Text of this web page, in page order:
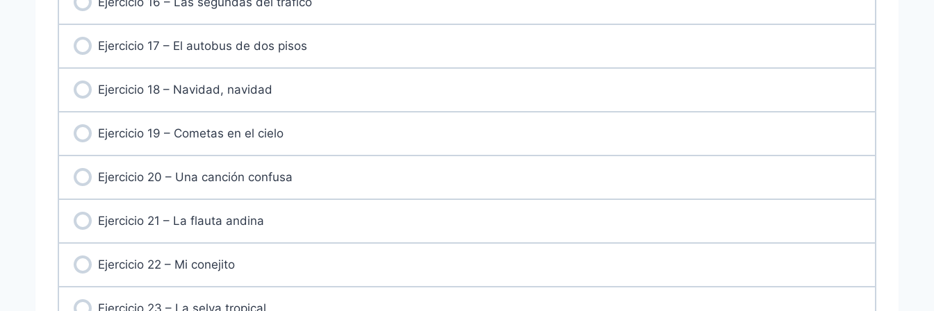
Ejercicio 17 – El autobus de dos pisos
Ejercicio 18 – Navidad, navidad
Ejercicio 19 – Cometas en el cielo
Ejercicio 20 – Una canción confusa
Ejercicio 21 – La flauta andina
Ejercicio 22 – Mi conejito
Ejercicio 23 – La selva tropical